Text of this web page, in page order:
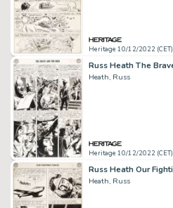
Heritage 10/12/2022 (CET)
Heath, Russ
Heritage 10/12/2022 (CET)
Heath, Russ